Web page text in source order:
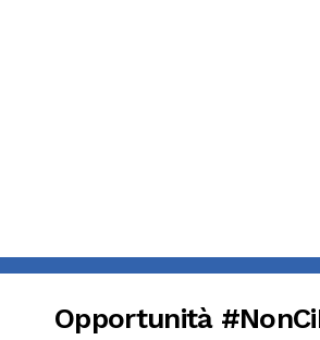
Opportunità